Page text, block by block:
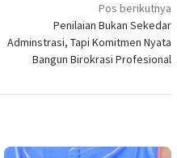
Pos berikutnya
Penilaian Bukan Sekedar
Adminstrasi, Tapi Komitmen Nyata
Bangun Birokrasi Profesional